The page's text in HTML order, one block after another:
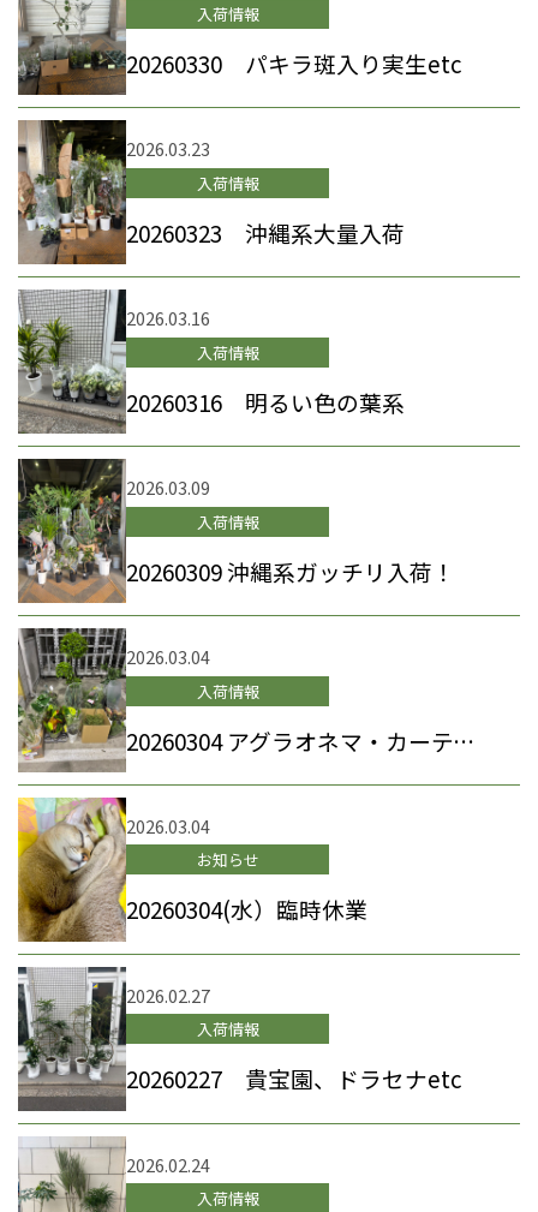
入荷情報
20260330 パキラ斑入り実生etc
2026.03.23
入荷情報
20260323 沖縄系大量入荷
2026.03.16
入荷情報
20260316 明るい色の葉系
2026.03.09
入荷情報
20260309 沖縄系ガッチリ入荷！
2026.03.04
入荷情報
20260304 アグラオネマ・カーティシー、その他リーフ系モリモリ
2026.03.04
お知らせ
20260304(水）臨時休業
2026.02.27
入荷情報
20260227 貴宝園、ドラセナetc
2026.02.24
入荷情報